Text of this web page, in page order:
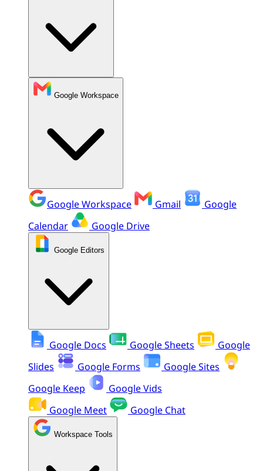
Google Workspace
Google Workspace Gmail
Google
Calendar
Google Drive
Google Editors
Google Docs Google Sheets
Google
Slides
Google Forms
Google Sites
Google Keep
Google Vids
Google Meet
Google Chat
Workspace Tools